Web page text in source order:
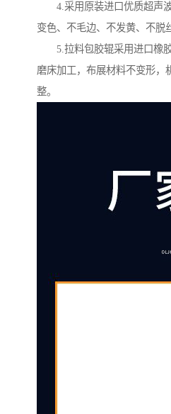
4.采用原装进口优质超声
变色、不毛边、不发黄、不脱
5.拉料包胶辊采用进口橡胶
磨床加工，布展材料不变形，
整。